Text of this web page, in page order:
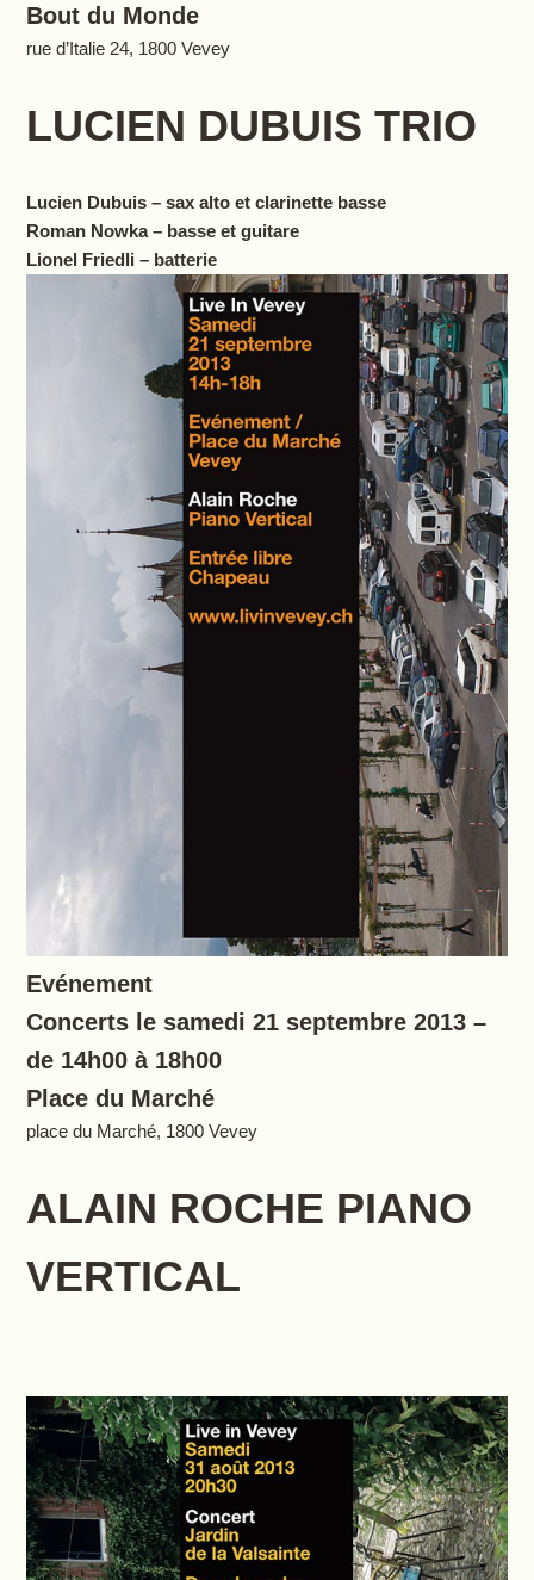
Bout du Monde
rue d’Italie 24, 1800 Vevey
LUCIEN DUBUIS TRIO
Lucien Dubuis – sax alto et clarinette basse
Roman Nowka – basse et guitare
Lionel Friedli – batterie
Evénement
Concerts le samedi 21 septembre 2013 –
de 14h00 à 18h00
Place du Marché
place du Marché, 1800 Vevey
ALAIN ROCHE PIANO
VERTICAL